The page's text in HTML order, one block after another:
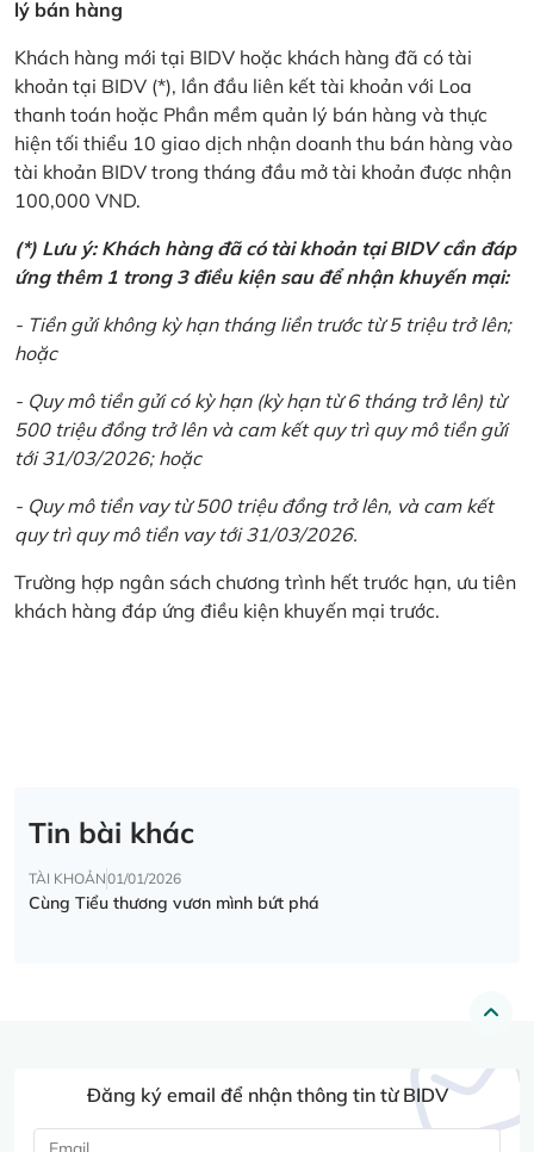
lý bán hàng
Khách hàng mới tại BIDV hoặc khách hàng đã có tài
khoản tại BIDV (*), lần đầu liên kết tài khoản với Loa
thanh toán hoặc Phần mềm quản lý bán hàng và thực
hiện tối thiểu 10 giao dịch nhận doanh thu bán hàng vào
tài khoản BIDV trong tháng đầu mở tài khoản được nhận
100,000 VND.
(*) Lưu ý: Khách hàng đã có tài khoản tại BIDV cần đáp
ứng thêm 1 trong 3 điều kiện sau để nhận khuyến mại:
- Tiền gửi không kỳ hạn tháng liền trước từ 5 triệu trở lên;
hoặc
- Quy mô tiền gửi có kỳ hạn (kỳ hạn từ 6 tháng trở lên) từ
500 triệu đồng trở lên và cam kết quy trì quy mô tiền gửi
tới 31/03/2026; hoặc
- Quy mô tiền vay từ 500 triệu đồng trở lên, và cam kết
quy trì quy mô tiền vay tới 31/03/2026.
Trường hợp ngân sách chương trình hết trước hạn, ưu tiên
khách hàng đáp ứng điều kiện khuyến mại trước.
Tin bài khác
TÀI KHOẢN01/01/2026
Cùng Tiểu thương vươn mình bứt phá
Đăng ký email để nhận thông tin từ BIDV